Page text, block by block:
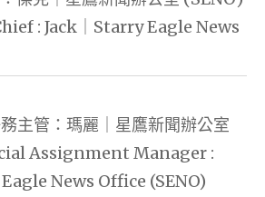
: Jack｜Starry Eagle News
主管：瑪麗｜星鷹新聞辦公室
Assignment Manager :
News Office (SENO)